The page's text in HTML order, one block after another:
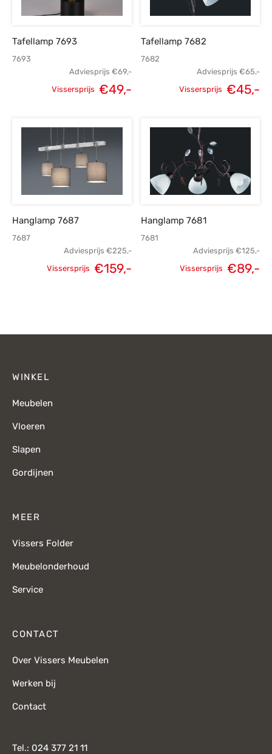
Tafellamp 7693
7693
Adviesprijs €69,-
Vissersprijs €49,-
Tafellamp 7682
7682
Adviesprijs €65,-
Vissersprijs €45,-
Hanglamp 7687
7687
Adviesprijs €225,-
Vissersprijs €159,-
Hanglamp 7681
7681
Adviesprijs €125,-
Vissersprijs €89,-
WINKEL
Meubelen
Vloeren
Slapen
Gordijnen
MEER
Vissers Folder
Meubelonderhoud
Service
CONTACT
Over Vissers Meubelen
Werken bij
Contact
Tel.: 024 377 21 11